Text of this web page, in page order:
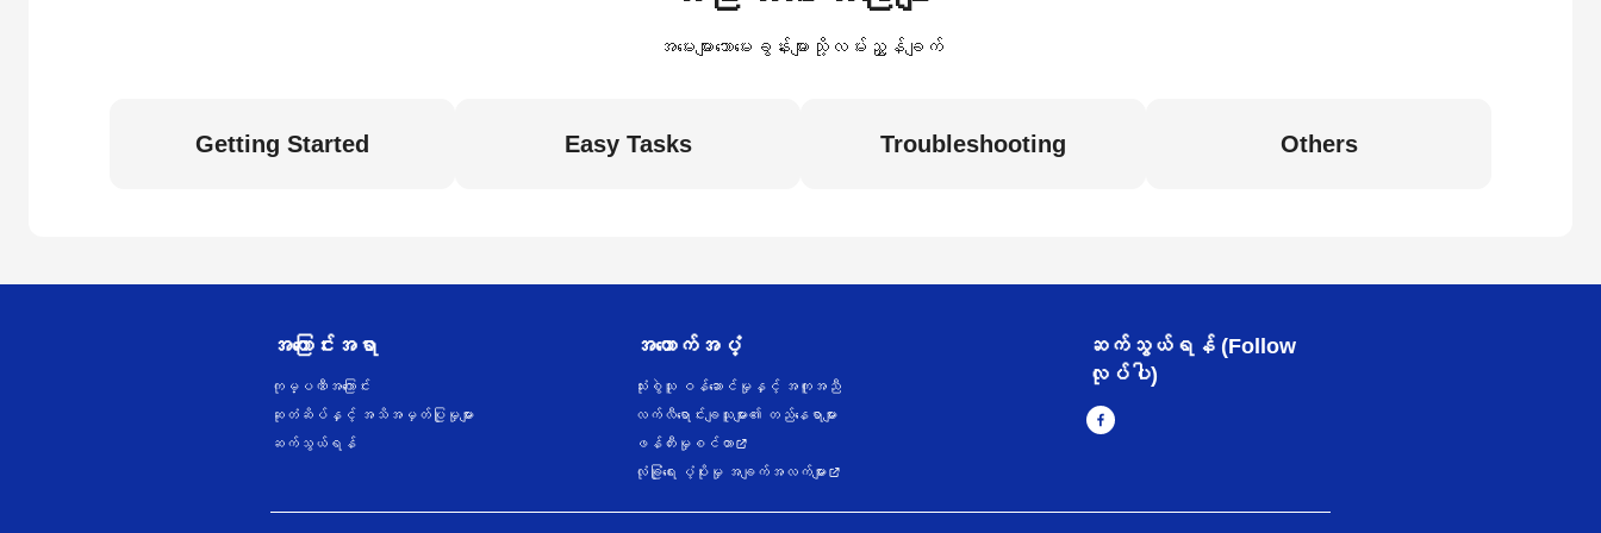
အမေးများသောမေးခွန်းများသို့လမ်းညွှန်ချက်
Getting Started Easy Tasks Troubleshooting Others
အကြောင်းအရာ
ကုမ္ပဏီအကြောင်း
ဆုတံဆိပ်နှင့် အသိအမှတ်ပြုမှုများ
ဆက်သွယ်ရန်
အထောက်အပံ့
သုံးစွဲသူ ဝန်ဆောင်မှုနှင့် အကူအညီ
လက်လီရောင်းချသူများ၏ တည်နေရာများ
ဖန်တီးမှုစင်တာ
လုံခြုံရေး ပံ့ပိုးမှု အချက်အလက်များ
ဆက်သွယ်ရန် (Follow
လုပ်ပါ)